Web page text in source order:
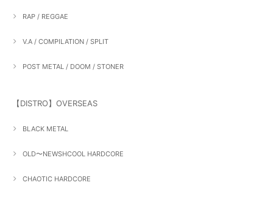
RAP / REGGAE
V.A / COMPILATION / SPLIT
POST METAL / DOOM / STONER
【DISTRO】OVERSEAS
BLACK METAL
OLD〜NEWSHCOOL HARDCORE
CHAOTIC HARDCORE